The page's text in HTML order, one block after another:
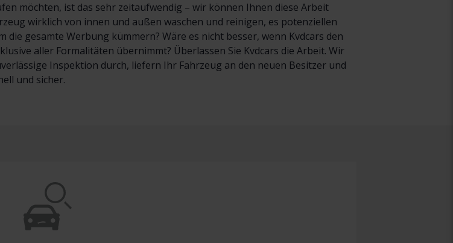
möchten, ist das sehr zeitaufwendig – wir können Ihnen diese Arbeit
wirklich von innen und außen waschen und reinigen, es potenziellen
die gesamte Werbung kümmern? Wäre es nicht besser, wenn Kvdcars den
aller Formalitäten übernimmt? Überlassen Sie Kvdcars die Arbeit. Wir
Inspektion durch, liefern Ihr Fahrzeug an den neuen Besitzer und
und sicher.